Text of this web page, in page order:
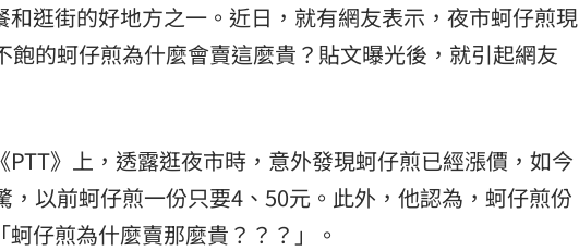
和逛街的好地方之一。近日，就有網友表示，夜市蚵仔煎現
飽的蚵仔煎為什麼會賣這麼貴？貼文曝光後，就引起網友
》上，透露逛夜市時，意外發現蚵仔煎已經漲價，如今
以前蚵仔煎一份只要4、50元。此外，他認為，蚵仔煎份
仔煎為什麼賣那麼貴？？？」。